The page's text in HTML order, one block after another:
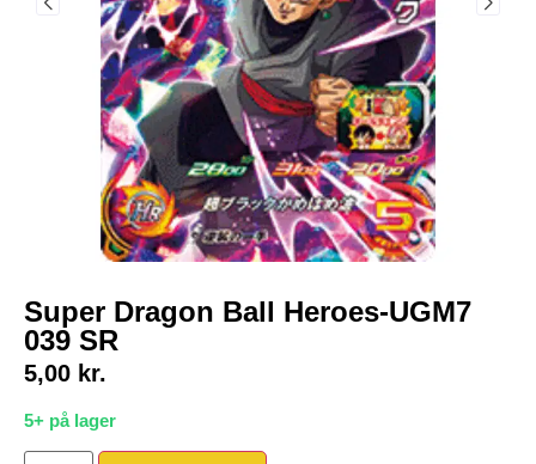
Super Dragon Ball Heroes-UGM7
039 SR
5,00 kr.
5+ på lager